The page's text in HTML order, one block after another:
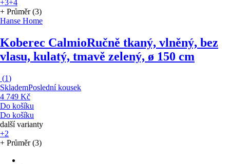
+3+4
+ Průměr (3)
Hanse Home
Koberec CalmioRučně tkaný, vlněný, bez
vlasu, kulatý, tmavě zelený, ø 150 cm
(1)
SklademPoslední kousek
4 749 Kč
Do košíku
Do košíku
další varianty
+2
+ Průměr (3)